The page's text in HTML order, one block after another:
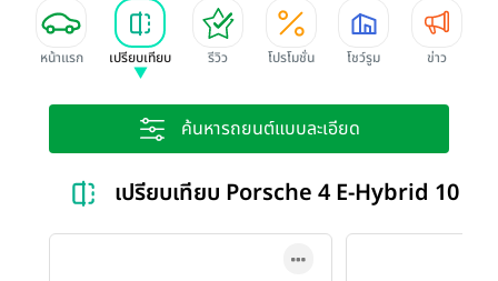
หน้าแรก เปรียบเทียบ รีวิว โปรโมชั่น โชว์รูม ข่าว
ค้นหารถยนต์แบบละเอียด
เปรียบเทียบ Porsche 4 E-Hybrid 10